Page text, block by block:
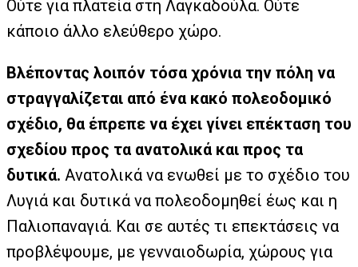
Ούτε για πλατεία στη Λαγκαδούλα. Ούτε
κάποιο άλλο ελεύθερο χώρο.
Βλέποντας λοιπόν τόσα χρόνια την πόλη να
στραγγαλίζεται από ένα κακό πολεοδομικό
σχέδιο, θα έπρεπε να έχει γίνει επέκταση του
σχεδίου προς τα ανατολικά και προς τα
δυτικά. Ανατολικά να ενωθεί με το σχέδιο του
Λυγιά και δυτικά να πολεοδομηθεί έως και η
Παλιοπαναγιά. Και σε αυτές τι επεκτάσεις να
προβλέψουμε, με γενναιοδωρία, χώρους για